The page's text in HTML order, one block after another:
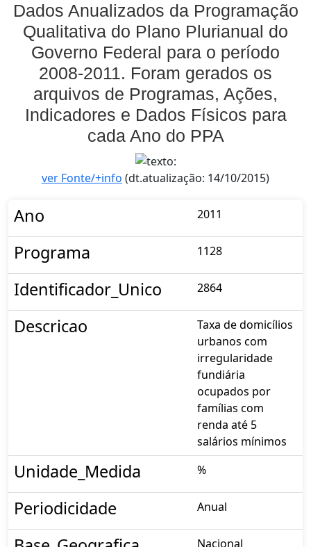
Dados Anualizados da Programação
Qualitativa do Plano Plurianual do
Governo Federal para o período
2008-2011. Foram gerados os
arquivos de Programas, Ações,
Indicadores e Dados Físicos para
cada Ano do PPA
ver Fonte/+info (dt.atualização: 14/10/2015)
Ano 2011
Programa 1128
Identificador_Unico 2864
Descricao
Taxa de domicílios
urbanos com
irregularidade
fundiária
ocupados por
famílias com
renda até 5
salários mínimos
Unidade_Medida %
Periodicidade Anual
Nacional